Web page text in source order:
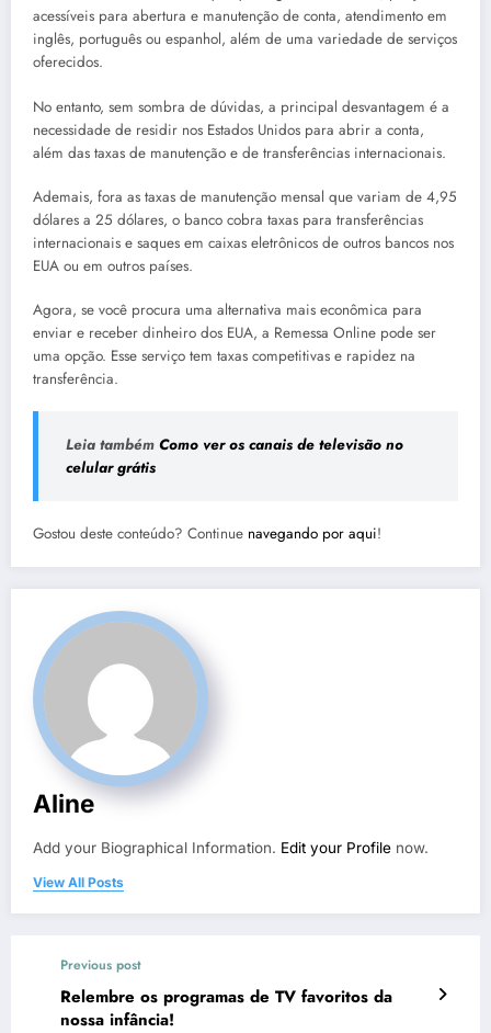
acessíveis para abertura e manutenção de conta, atendimento em
inglês, português ou espanhol, além de uma variedade de serviços
oferecidos.
No entanto, sem sombra de dúvidas, a principal desvantagem é a
necessidade de residir nos Estados Unidos para abrir a conta,
além das taxas de manutenção e de transferências internacionais.
Ademais, fora as taxas de manutenção mensal que variam de 4,95
dólares a 25 dólares, o banco cobra taxas para transferências
internacionais e saques em caixas eletrônicos de outros bancos nos
EUA ou em outros países.
Agora, se você procura uma alternativa mais econômica para
enviar e receber dinheiro dos EUA, a Remessa Online pode ser
uma opção. Esse serviço tem taxas competitivas e rapidez na
transferência.
Leia também Como ver os canais de televisão no
celular grátis
Gostou deste conteúdo? Continue navegando por aqui!
Aline
Add your Biographical Information. Edit your Profile now.
View All Posts
Previous post
Relembre os programas de TV favoritos da
nossa infância!